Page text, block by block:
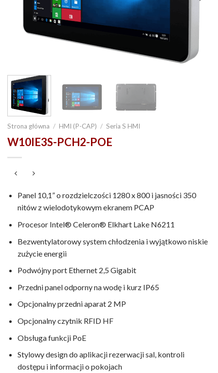
Strona główna / HMI (P-CAP) / Seria S HMI
W10IE3S-PCH2-POE
Panel 10,1” o rozdzielczości 1280 x 800 i jasności 350
nitów z wielodotykowym ekranem PCAP
Procesor Intel® Celeron® Elkhart Lake N6211
Bezwentylatorowy system chłodzenia i wyjątkowo niskie
zużycie energii
Podwójny port Ethernet 2,5 Gigabit
Przedni panel odporny na wodę i kurz IP65
Opcjonalny przedni aparat 2 MP
Opcjonalny czytnik RFID HF
Obsługa funkcji PoE
Stylowy design do aplikacji rezerwacji sal, kontroli
dostępu i informacji o pokojach